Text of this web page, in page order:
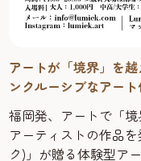
アートが「境界」を
ンクルーシブなアー
2026」
福岡発、アートで「
アーティストの作品
ク)」が贈る体験型ア